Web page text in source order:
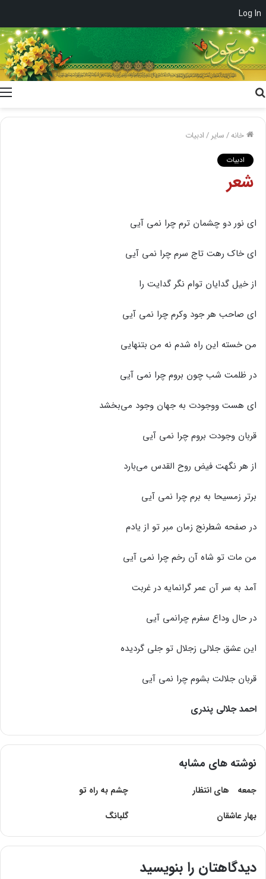
Log In
خانه/سایر /ادبیات
ادبیات
شعر
ای نور دو چشمان ترم چرا نمی آیی
ای خاک رهت تاج سرم چرا نمی آیی
از خیل گدایان توام نگر گدایت را
ای صاحب هر جود وکرم چرا نمی آیی
من خسته این راه شدم نه من بتنهایی
در ظلمت شب چون بروم چرا نمی آیی
ای هست ووجودت به جهان وجود می‌بخشد
قربان وجودت بروم چرا نمی آیی
از هر نگهت فیض روح القدس می‌بارد
برتر زمسیحا به برم چرا نمی آیی
در صفحه شطرنج زمان مبر تو از یادم
من مات تو شاه آن رخم چرا نمی آیی
آمد به سر آن عمر گرانمایه در غربت
در حال وداع سفرم چرانمی آیی
این عشق جلالی زجلال تو جلی گردیده
قربان جلالت بشوم چرا نمی آیی
احمد جلالی پندری
نوشته های مشابه
جمعه هاى انتظار
چشم به راه تو
بهار عاشقان
گلبانگ
دیدگاهتان را بنویسید